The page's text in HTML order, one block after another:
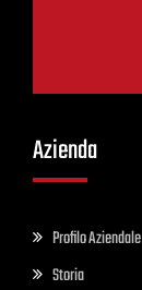
Azienda
Profilo Aziendale
Storia